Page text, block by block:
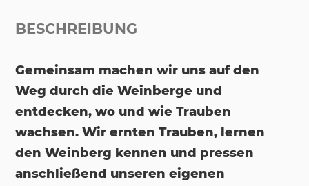
BESCHREIBUNG
Gemeinsam machen wir uns auf den
Weg durch die Weinberge und
entdecken, wo und wie Trauben
wachsen. Wir ernten Trauben, lernen
den Weinberg kennen und pressen
anschließend unseren eigenen